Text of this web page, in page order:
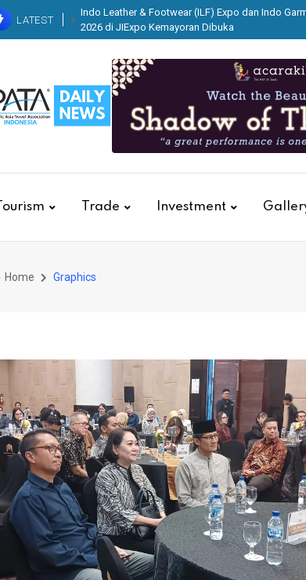
LATEST
Indo Leather & Footwear (ILF) Expo dan Indo
2026 di JIExpo Kemayoran Dibuka
Mengenal Batik di
Ratri Paramita, TMII tak Hanya untuk Destinasi
Ekonomi dan Pelestarian Budaya
Krista Exhibitions Group Buka
Tourism Trade Investment
Home Graphics